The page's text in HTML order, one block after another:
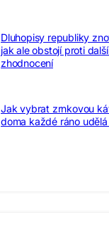
Dluhopisy republiky
jak ale obstojí proti
zhodnocení
Jak vybrat zrnkovou
doma každé ráno